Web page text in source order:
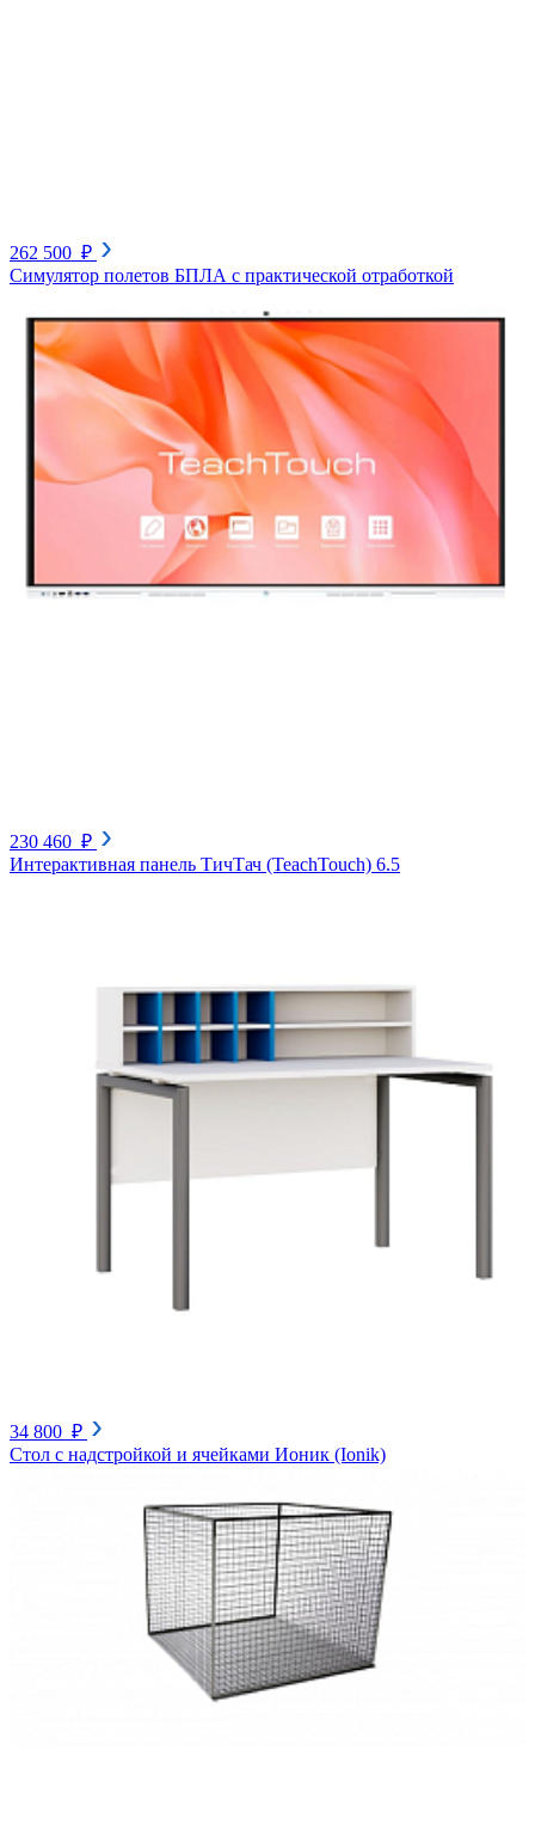
262 500 ₽
Симулятор полетов БПЛА с практической отработкой
230 460 ₽
Интерактивная панель ТичТач (TeachTouch) 6.5
34 800 ₽
Cтол с надстройкой и ячейками Ионик (Ionik)